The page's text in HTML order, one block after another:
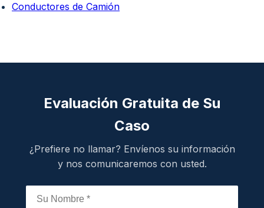
Conductores de Camión
Evaluación Gratuita de Su
Caso
¿Prefiere no llamar? Envíenos su información
y nos comunicaremos con usted.